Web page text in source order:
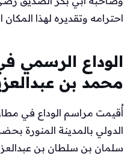
احترامه وتقديره لهذا
الوداع الرسمي
محمد بن
أُقيمت مراسم الوداع في
الدولي بالمدينة المنورة
سلمان بن سلطان بن